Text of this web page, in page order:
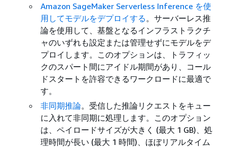
Amazon SageMaker Serverless Inference を使
用してモデルをデプロイする 。サーバーレス推
論を使用して、基盤となるインフラストラクチ
ャのいずれも設定または管理せずにモデルをデ
プロイします。このオプションは、トラフィッ
クのスパート間にアイドル期間があり、コール
ドスタートを許容できるワークロードに最適で
す。
非同期推論。受信した推論リクエストをキュー
に入れて非同期に処理します。このオプション
は、ペイロードサイズが大きく (最大 1 GB)、処
理時間が長い (最大 1 時間)、ほぼリアルタイム